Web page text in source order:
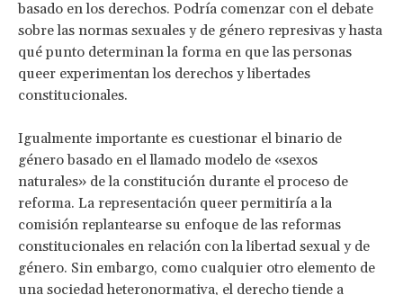
basado en los derechos. Podría comenzar con el debate
sobre las normas sexuales y de género represivas y hasta
qué punto determinan la forma en que las personas
queer experimentan los derechos y libertades
constitucionales.
Igualmente importante es cuestionar el binario de
género basado en el llamado modelo de «sexos
naturales» de la constitución durante el proceso de
reforma. La representación queer permitiría a la
comisión replantearse su enfoque de las reformas
constitucionales en relación con la libertad sexual y de
género. Sin embargo, como cualquier otro elemento de
una sociedad heteronormativa, el derecho tiende a